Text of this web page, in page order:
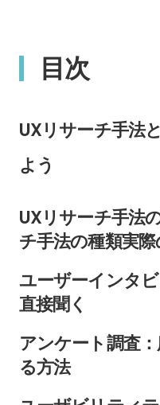
目次
UXリサーチ手法
よう
UXリサーチ手法
チ手法の種類実
ユーザーインタ
直接聞く
アンケート調査
る方法